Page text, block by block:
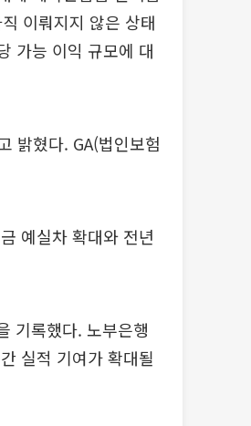
이뤄지지 않은 상태
가능 이익 규모에 대
밝혔다. GA(법인보험
예실차 확대와 전년
기록했다. 노부은행
실적 기여가 확대될